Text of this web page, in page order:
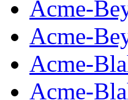
Acme-
Acme-
Acme-
Acme-